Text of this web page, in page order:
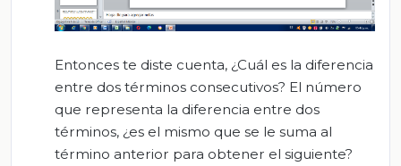
Entonces te diste cuenta, ¿Cuál es la diferencia
entre dos términos consecutivos? El número
que representa la diferencia entre dos
términos, ¿es el mismo que se le suma al
término anterior para obtener el siguiente?